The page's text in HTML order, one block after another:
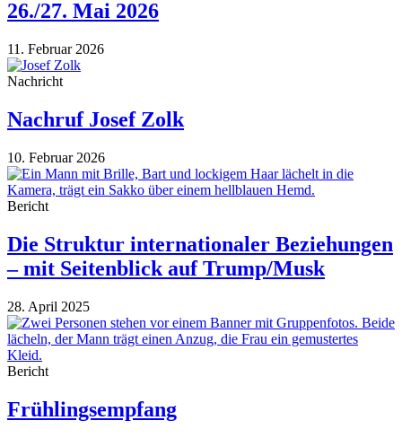
26./27. Mai 2026
11. Februar 2026
Nachricht
Nachruf Josef Zolk
10. Februar 2026
Bericht
Die Struktur internationaler Beziehungen
– mit Seitenblick auf Trump/Musk
28. April 2025
Bericht
Frühlingsempfang